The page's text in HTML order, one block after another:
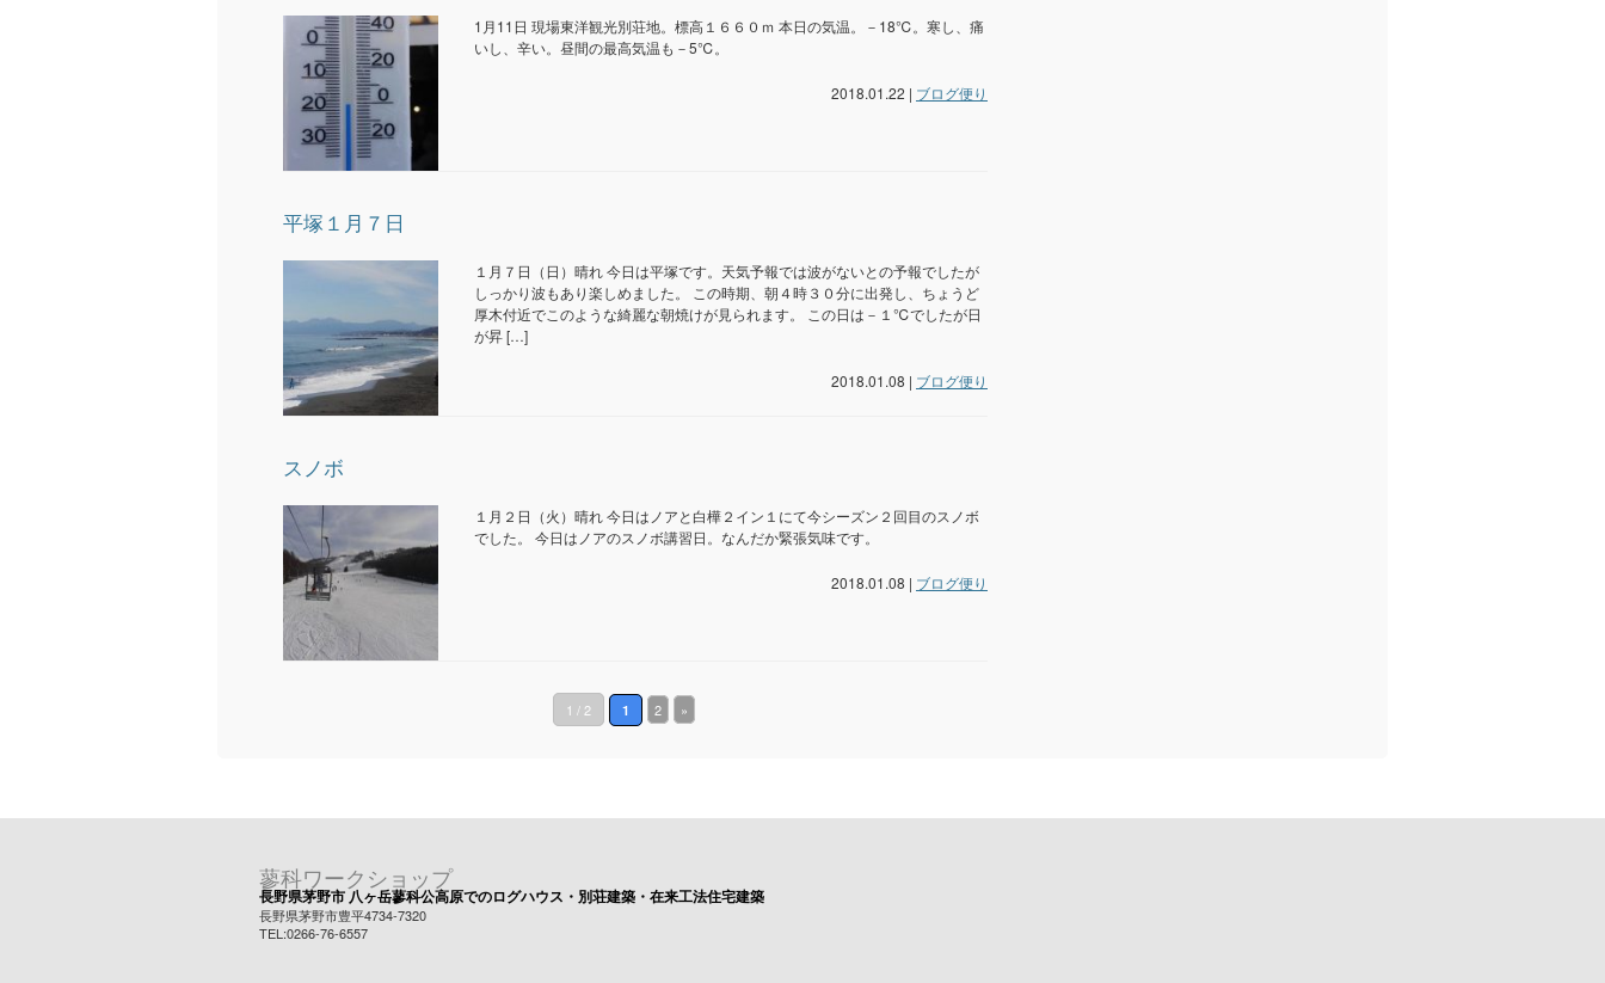
1月11日 現場東洋観光別荘地。標高１６６０ｍ 本日の気温。－18℃。寒し、痛
いし、辛い。昼間の最高気温も－5℃。
2018.01.22 | ブログ便り
平塚１月７日
１月７日（日）晴れ 今日は平塚です。天気予報では波がないとの予報でしたが
しっかり波もあり楽しめました。 この時期、朝４時３０分に出発し、ちょうど
厚木付近でこのような綺麗な朝焼けが見られます。 この日は－１℃でしたが日
が昇 […]
2018.01.08 | ブログ便り
スノボ
１月２日（火）晴れ 今日はノアと白樺２イン１にて今シーズン２回目のスノボ
でした。 今日はノアのスノボ講習日。なんだか緊張気味です。
2018.01.08 | ブログ便り
1 / 2 1 2 »
蓼科ワークショップ
長野県茅野市 八ヶ岳蓼科公高原でのログハウス・別荘建築・在来工法住宅建築
長野県茅野市豊平4734-7320
TEL:0266-76-6557